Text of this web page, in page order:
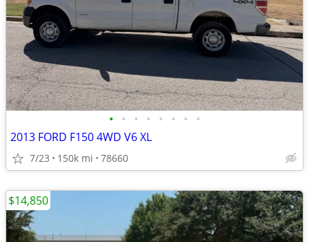
• • • • • • • •
2013 FORD F150 4WD V6 XL
7/23 150k mi 78660
$14,850